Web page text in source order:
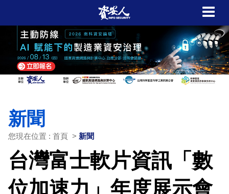
新聞
您現在位置 : 首頁 > 新聞
台灣富士軟片資訊「數
位加速力」年度展示會